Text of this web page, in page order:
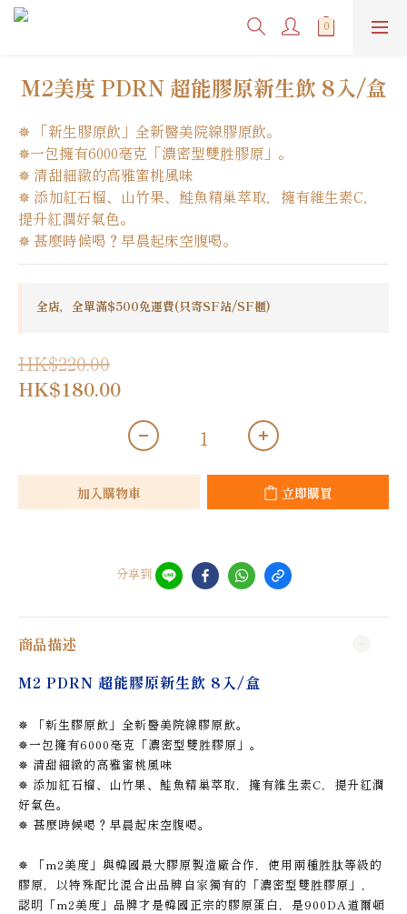
M2美度 PDRN 超能膠原新生飲 8入/盒
✵ 「新生膠原飲」全新醫美院線膠原飲。
✵一包擁有6000毫克「濃密型雙胜膠原」。
✵ 清甜細緻的高雅蜜桃風味
✵ 添加紅石榴、山竹果、鮭魚精巢萃取，擁有維生素C，
提升紅潤好氣色。
✵ 甚麼時候喝？早晨起床空腹喝。
全店，全單滿$500免運費(只寄SF站/SF櫃)
HK$220.00
HK$180.00
加入購物車 立即購買
分享到
商品描述
M2 PDRN 超能膠原新生飲 8入/盒
✵ 「新生膠原飲」全新醫美院線膠原飲。
✵一包擁有6000毫克「濃密型雙胜膠原」。
✵ 清甜細緻的高雅蜜桃風味
✵ 添加紅石榴、山竹果、鮭魚精巢萃取，擁有維生素C，提升紅潤
好氣色。
✵ 甚麼時候喝？早晨起床空腹喝。
✵ 「m2美度」與韓國最大膠原製造廠合作，使用兩種胜肽等級的
膠原，以特殊配比混合出品牌自家獨有的「濃密型雙胜膠原」，
認明「m2美度」品牌才是韓國正宗的膠原蛋白，是900DA道爾頓